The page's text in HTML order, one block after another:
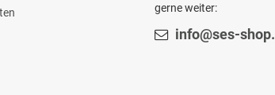
gerne weiter:
info@ses-